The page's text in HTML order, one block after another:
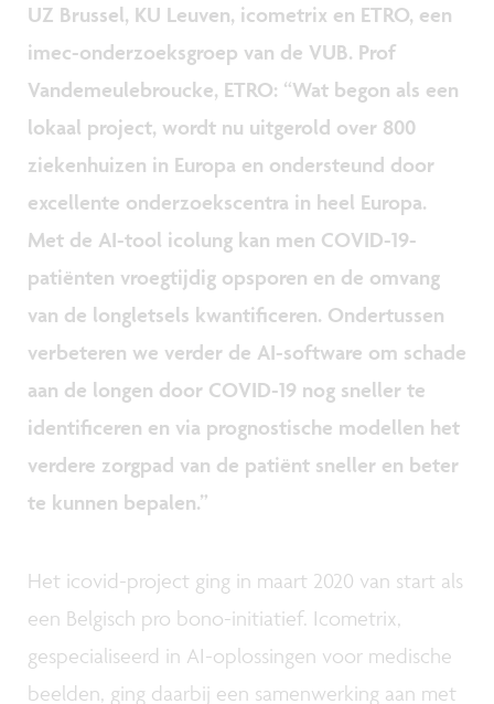
UZ Brussel, KU Leuven, icometrix en ETRO, een
imec-onderzoeksgroep van de VUB. Prof
Vandemeulebroucke, ETRO: “Wat begon als een
lokaal project, wordt nu uitgerold over 800
ziekenhuizen in Europa en ondersteund door
excellente onderzoekscentra in heel Europa.
Met de AI-tool icolung kan men COVID-19-
patiënten vroegtijdig opsporen en de omvang
van de longletsels kwantificeren. Ondertussen
verbeteren we verder de AI-software om schade
aan de longen door COVID-19 nog sneller te
identificeren en via prognostische modellen het
verdere zorgpad van de patiënt sneller en beter
te kunnen bepalen.”
Het icovid-project ging in maart 2020 van start als
een Belgisch pro bono-initiatief. Icometrix,
gespecialiseerd in AI-oplossingen voor medische
beelden, ging daarbij een samenwerking aan met